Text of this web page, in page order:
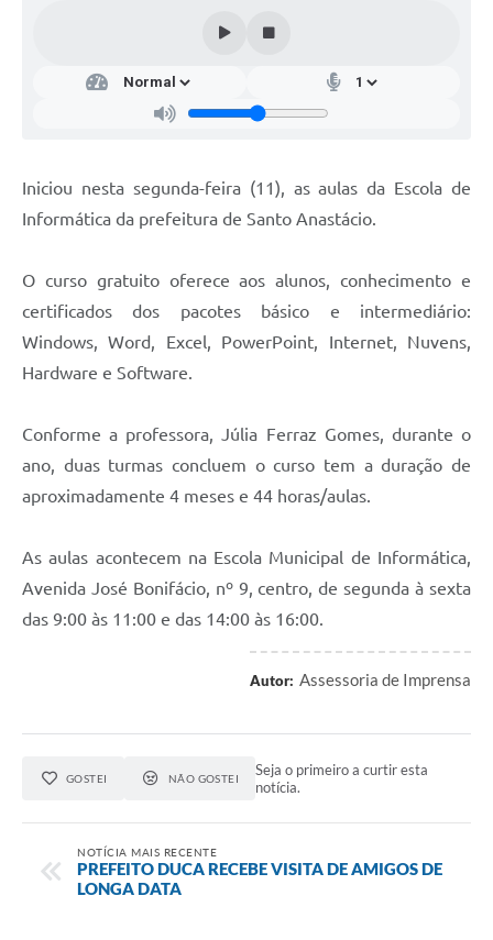
Iniciou nesta segunda-feira (11), as aulas da Escola de
Informática da prefeitura de Santo Anastácio.
O curso gratuito oferece aos alunos, conhecimento e
certificados dos pacotes básico e intermediário:
Windows, Word, Excel, PowerPoint, Internet, Nuvens,
Hardware e Software.
Conforme a professora, Júlia Ferraz Gomes, durante o
ano, duas turmas concluem o curso tem a duração de
aproximadamente 4 meses e 44 horas/aulas.
As aulas acontecem na Escola Municipal de Informática,
Avenida José Bonifácio, nº 9, centro, de segunda à sexta
das 9:00 às 11:00 e das 14:00 às 16:00.
Autor: Assessoria de Imprensa
GOSTEI NÃO GOSTEI
Seja o primeiro a curtir esta
notícia.
NOTÍCIA MAIS RECENTE
PREFEITO DUCA RECEBE VISITA DE AMIGOS DE
LONGA DATA